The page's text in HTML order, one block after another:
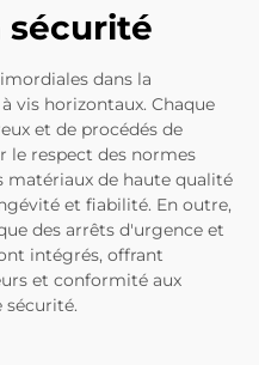
sécurité
dans la
vis horizontaux. Chaque
et de procédés de
le respect des normes
matériaux de haute qualité
et fiabilité. En outre,
des arrêts d'urgence et
intégrés, offrant
et conformité aux